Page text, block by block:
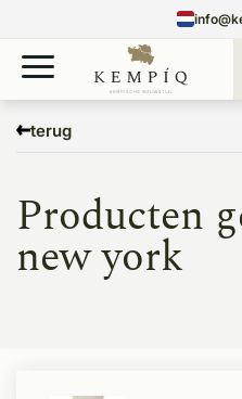
terug
new york
Producten
new york